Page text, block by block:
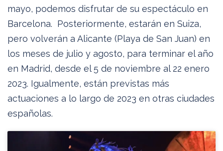
mayo, podemos disfrutar de su espectáculo en
Barcelona. Posteriormente, estarán en Suiza,
pero volverán a Alicante (Playa de San Juan) en
los meses de julio y agosto, para terminar el año
en Madrid, desde el 5 de noviembre al 22 enero
2023. Igualmente, están previstas más
actuaciones a lo largo de 2023 en otras ciudades
españolas.